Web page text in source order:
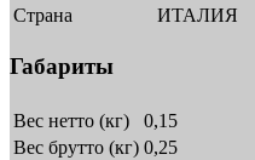
Страна
ИТАЛИЯ
Габариты
Вес нетто (кг)
0,15
Вес брутто (кг) 0,25